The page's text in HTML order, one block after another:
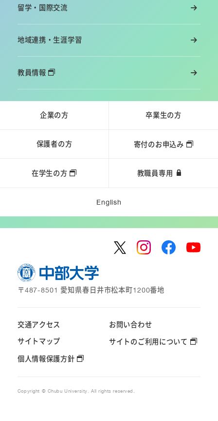
留学・国際交流
地域連携・生涯学習
教員情報
企業の方 卒業生の方
保護者の方 寄付のお申込み
在学生の方 教職員専用
English
〒487-8501 愛知県春日井市松本町1200番地
交通アクセス お問い合わせ
サイトマップ サイトのご利用について
個人情報保護方針
Copyright © Chubu University. All rights reserved.